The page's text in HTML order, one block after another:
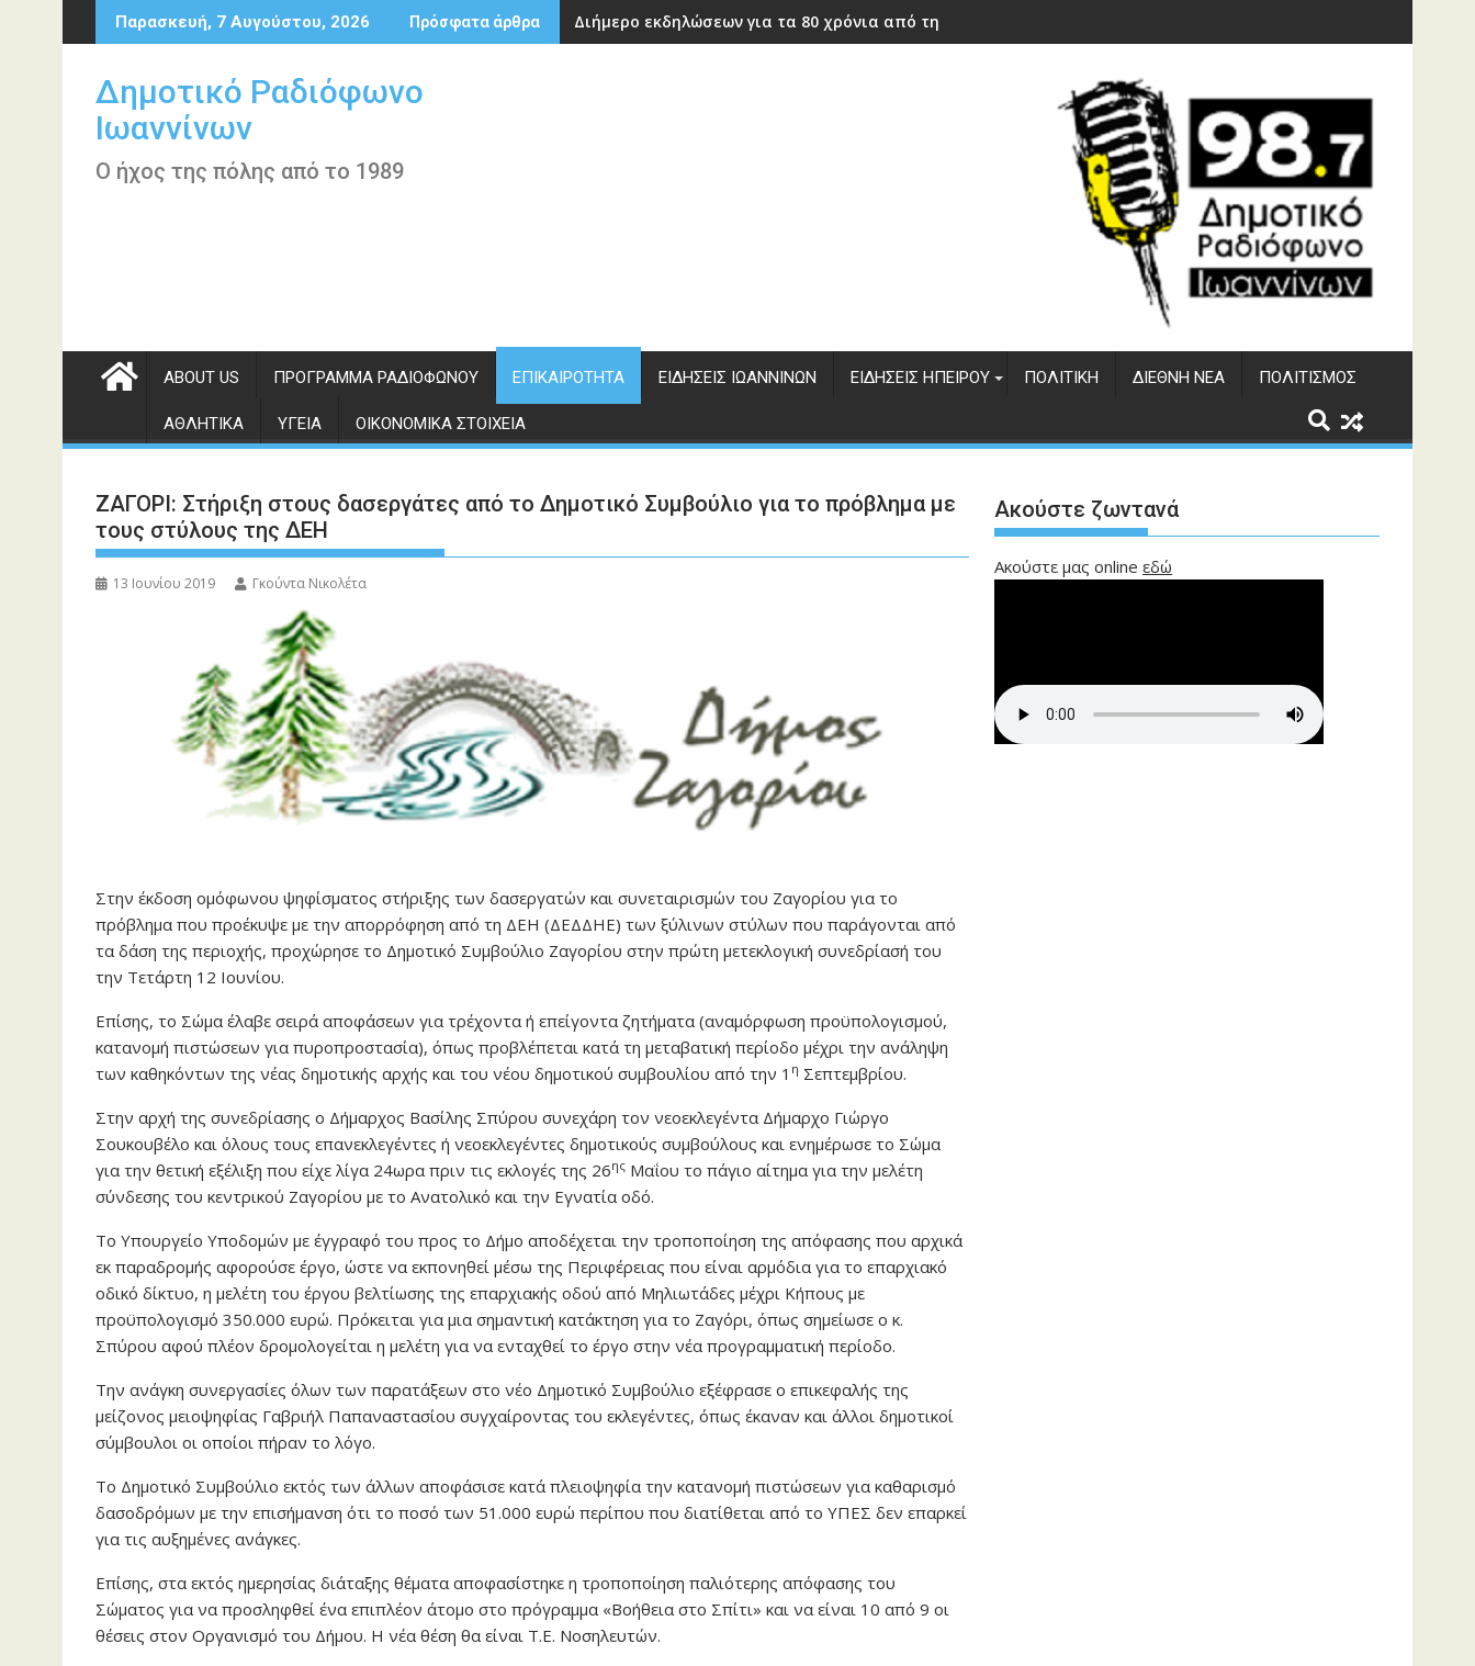
Περάστε
στο
Παρασκευή, 7 Αυγούστου, 2026 Πρόσφατα άρθρα Διήμερο εκδηλώσεων για τα 80 χρόνια από την ίδρυση του ΔΣΕ
Δημοτικό Ραδιόφωνο
Ιωαννίνων
Ο ήχος της πόλης από το 1989
ABOUT US ΠΡΌΓΡΑΜΜΑ ΡΑΔΙΟΦΏΝΟΥ ΕΠΙΚΑΙΡΌΤΗΤΑ ΕΙΔΉΣΕΙΣ ΙΩΑΝΝΊΝΩΝ ΕΙΔΉΣΕΙΣ ΗΠΕΊΡΟΥ ΠΟΛΙΤΙΚΉ ΔΙΕΘΝΉ ΝΈΑ ΠΟΛΙΤΙΣΜΌΣ
ΑΘΛΗΤΙΚΆ ΥΓΕΊΑ ΟΙΚΟΝΟΜΙΚΆ ΣΤΟΙΧΕΊΑ
ΖΑΓΟΡΙ: Στήριξη στους δασεργάτες από το Δημοτικό Συμβούλιο για το πρόβλημα με
τους στύλους της ΔΕΗ
13 Ιουνίου 2019 Γκούντα Νικολέτα
Στην έκδοση ομόφωνου ψηφίσματος στήριξης των δασεργατών και συνεταιρισμών του Ζαγορίου για το
πρόβλημα που προέκυψε με την απορρόφηση από τη ΔΕΗ (ΔΕΔΔΗΕ) των ξύλινων στύλων που παράγονται από
τα δάση της περιοχής, προχώρησε το Δημοτικό Συμβούλιο Ζαγορίου στην πρώτη μετεκλογική συνεδρίασή του
την Τετάρτη 12 Ιουνίου.
Επίσης, το Σώμα έλαβε σειρά αποφάσεων για τρέχοντα ή επείγοντα ζητήματα (αναμόρφωση προϋπολογισμού,
κατανομή πιστώσεων για πυροπροστασία), όπως προβλέπεται κατά τη μεταβατική περίοδο μέχρι την ανάληψη
των καθηκόντων της νέας δημοτικής αρχής και του νέου δημοτικού συμβουλίου από την 1 η Σεπτεμβρίου.
Στην αρχή της συνεδρίασης ο Δήμαρχος Βασίλης Σπύρου συνεχάρη τον νεοεκλεγέντα Δήμαρχο Γιώργο
Σουκουβέλο και όλους τους επανεκλεγέντες ή νεοεκλεγέντες δημοτικούς συμβούλους και ενημέρωσε το Σώμα
για την θετική εξέλιξη που είχε λίγα 24ωρα πριν τις εκλογές της 26ης Μαΐου το πάγιο αίτημα για την μελέτη
σύνδεσης του κεντρικού Ζαγορίου με το Ανατολικό και την Εγνατία οδό.
Το Υπουργείο Υποδομών με έγγραφό του προς το Δήμο αποδέχεται την τροποποίηση της απόφασης που αρχικά
εκ παραδρομής αφορούσε έργο, ώστε να εκπονηθεί μέσω της Περιφέρειας που είναι αρμόδια για το επαρχιακό
οδικό δίκτυο, η μελέτη του έργου βελτίωσης της επαρχιακής οδού από Μηλιωτάδες μέχρι Κήπους με
προϋπολογισμό 350.000 ευρώ. Πρόκειται για μια σημαντική κατάκτηση για το Ζαγόρι, όπως σημείωσε ο κ.
Σπύρου αφού πλέον δρομολογείται η μελέτη για να ενταχθεί το έργο στην νέα προγραμματική περίοδο.
Την ανάγκη συνεργασίες όλων των παρατάξεων στο νέο Δημοτικό Συμβούλιο εξέφρασε ο επικεφαλής της
μείζονος μειοψηφίας Γαβριήλ Παπαναστασίου συγχαίροντας του εκλεγέντες, όπως έκαναν και άλλοι δημοτικοί
σύμβουλοι οι οποίοι πήραν το λόγο.
Το Δημοτικό Συμβούλιο εκτός των άλλων αποφάσισε κατά πλειοψηφία την κατανομή πιστώσεων για καθαρισμό
δασοδρόμων με την επισήμανση ότι το ποσό των 51.000 ευρώ περίπου που διατίθεται από το ΥΠΕΣ δεν επαρκεί
για τις αυξημένες ανάγκες.
Επίσης, στα εκτός ημερησίας διάταξης θέματα αποφασίστηκε η τροποποίηση παλιότερης απόφασης του
Σώματος για να προσληφθεί ένα επιπλέον άτομο στο πρόγραμμα «Βοήθεια στο Σπίτι» και να είναι 10 από 9 οι
θέσεις στον Οργανισμό του Δήμου. Η νέα θέση θα είναι Τ.Ε. Νοσηλευτών.
Ακούστε ζωντανά
Ακούστε μας online εδώ